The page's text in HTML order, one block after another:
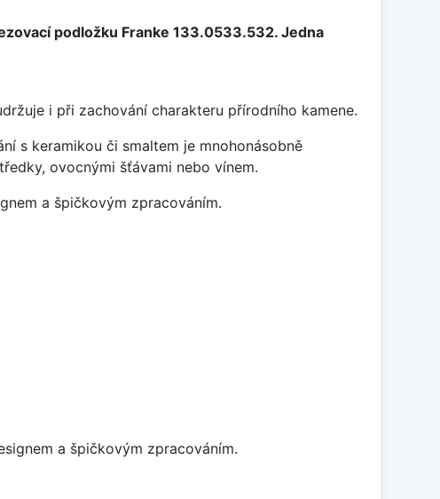
podložku Franke 133.0533.532. Jedna
i při zachování charakteru přírodního kamene.
s keramikou či smaltem je mnohonásobně
ovocnými šťávami nebo vínem.
a špičkovým zpracováním.
a špičkovým zpracováním.